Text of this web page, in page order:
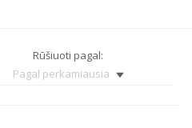
Rūšiuoti pagal:
Pagal perkamiausia